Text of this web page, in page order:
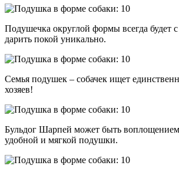
Подушечка округлой формы всегда будет
дарить покой уникально.
Семья подушек – собачек ищет
хозяев!
Бульдог Шарпей может быть
удобной и мягкой подушки.